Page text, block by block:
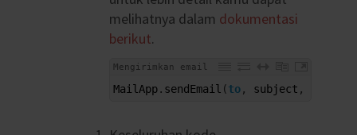
melihatnya dalam dokumentasi
berikut.
Mengirimkan email
MailApp. sendEmail (to, subject ,